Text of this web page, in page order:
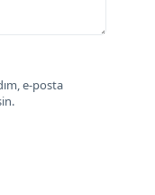
e-posta